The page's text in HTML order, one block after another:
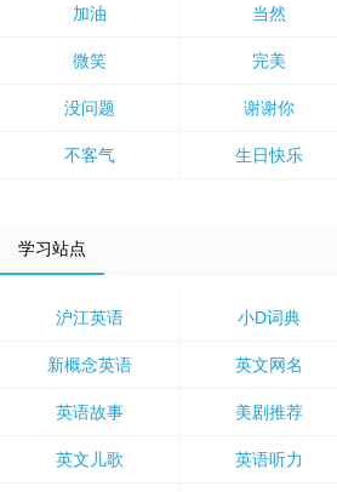
加油 当然
微笑 完美
没问题 谢谢你
不客气 生日快乐
学习站点
沪江英语 小D词典
新概念英语 英文网名
英语故事 美剧推荐
英文儿歌 英语听力